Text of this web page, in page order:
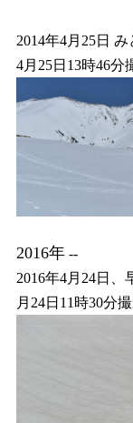
2014年4月25日
4月25日13時46分
2016年 --
2016年4月24日
月24日11時30分撮